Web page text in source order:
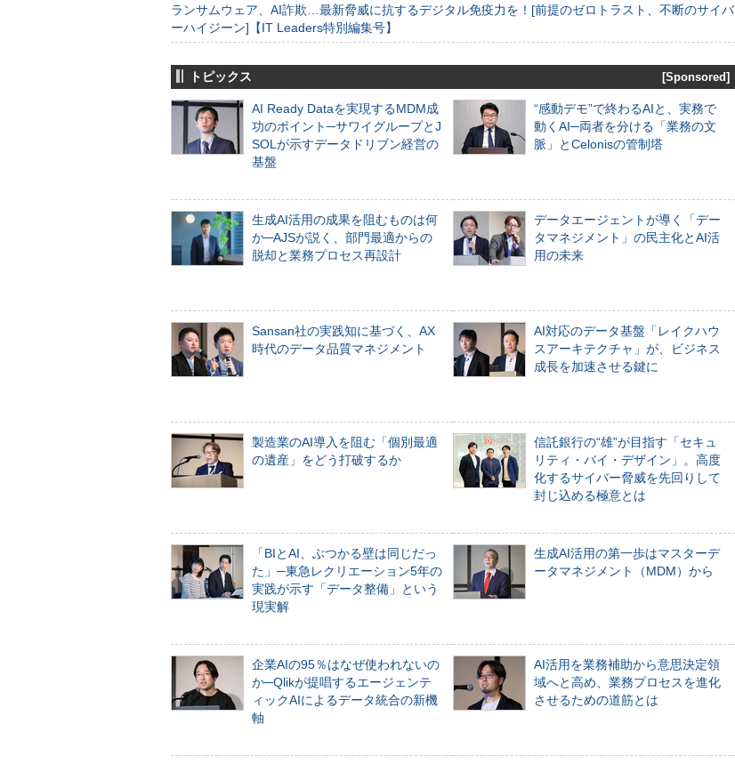
ランサムウェア、AI詐欺…最新脅威に抗するデジタル免疫力を！[前提のゼロトラスト、不断のサイバ
ーハイジーン]【IT Leaders特別編集号】
トピックス [Sponsored]
AI Ready Dataを実現するMDM成
功のポイント─サワイグループとJ
SOLが示すデータドリブン経営の
基盤
“感動デモ”で終わるAIと、実務で
動くAI─両者を分ける「業務の文
脈」とCelonisの管制塔
生成AI活用の成果を阻むものは何
か─AJSが説く、部門最適からの
脱却と業務プロセス再設計
データエージェントが導く「デー
タマネジメント」の民主化とAI活
用の未来
Sansan社の実践知に基づく、AX
時代のデータ品質マネジメント
AI対応のデータ基盤「レイクハウ
スアーキテクチャ」が、ビジネス
成長を加速させる鍵に
製造業のAI導入を阻む「個別最適
の遺産」をどう打破するか
信託銀行の“雄”が目指す「セキュ
リティ・バイ・デザイン」。高度
化するサイバー脅威を先回りして
封じ込める極意とは
「BIとAI、ぶつかる壁は同じだっ
た」─東急レクリエーション5年の
実践が示す「データ整備」という
現実解
生成AI活用の第一歩はマスターデ
ータマネジメント（MDM）から
企業AIの95％はなぜ使われないの
か─Qlikが提唱するエージェンテ
ィックAIによるデータ統合の新機
軸
AI活用を業務補助から意思決定領
域へと高め、業務プロセスを進化
させるための道筋とは